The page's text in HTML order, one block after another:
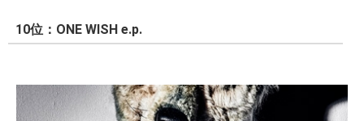
10位：ONE WISH e.p.